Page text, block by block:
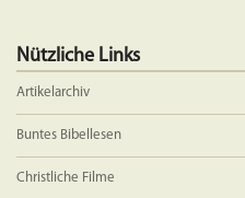
Nützliche Links
Artikelarchiv
Buntes Bibellesen
Christliche Filme